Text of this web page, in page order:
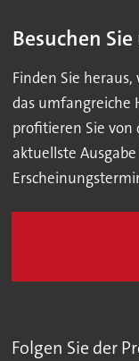
Besuchen
Finden Sie
das umfangreiche
profitieren Sie von
aktuellste
Folgen Sie der